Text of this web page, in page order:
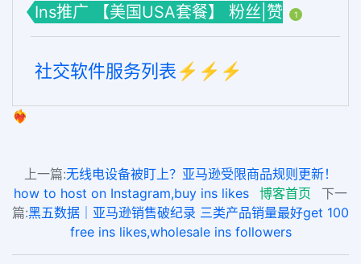
Ins推广 【美国USA套餐】 粉丝|赞 1
社交软件服务列表⚡️⚡️⚡️
❤️‍🔥
上一篇:无线电设备被盯上？亚马逊受限商品规则更新！
how to host on Instagram,buy ins likes
博客首页
下一
篇:黑五数据｜亚马逊销售破纪录 三类产品销量最好get 100
free ins likes,wholesale ins followers